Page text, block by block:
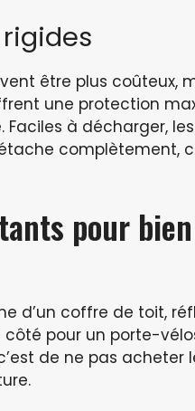
être plus coûteux,
une protection
Faciles à décharger,
complètement,
pour
d’un coffre de toit,
pour un porte-
de ne pas acheter